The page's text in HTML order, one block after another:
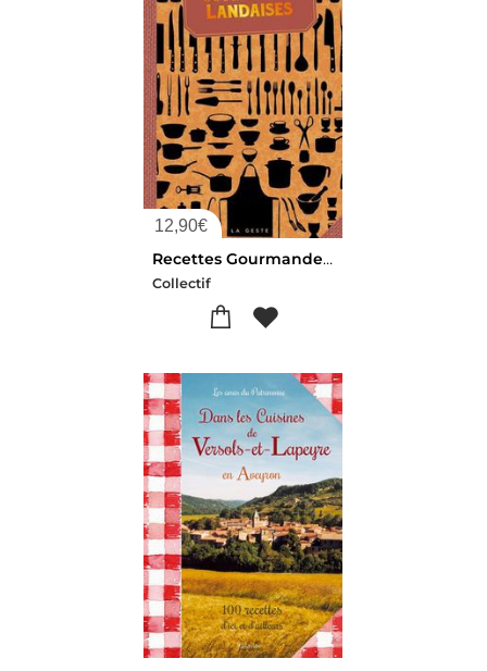
12,90€
Recettes Gourmandes Landaises
Collectif